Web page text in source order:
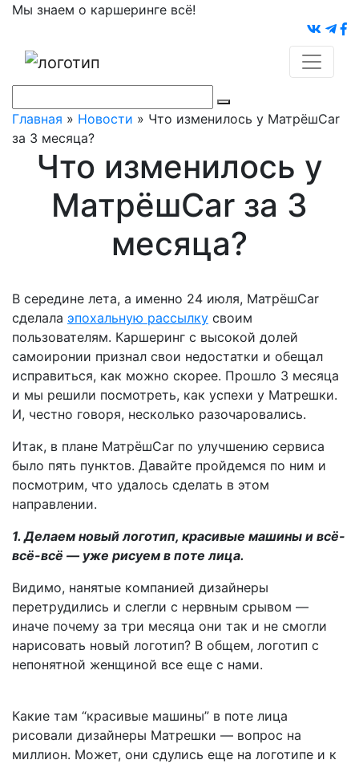
Мы знаем о каршеринге всё!
Главная » Новости » Что изменилось у МатрёшCar
за 3 месяца?
Что изменилось у
МатрёшCar за 3
месяца?
В середине лета, а именно 24 июля, МатрёшCar
сделала эпохальную рассылку своим
пользователям. Каршеринг с высокой долей
самоиронии признал свои недостатки и обещал
исправиться, как можно скорее. Прошло 3 месяца
и мы решили посмотреть, как успехи у Матрешки.
И, честно говоря, несколько разочаровались.
Итак, в плане МатрёшCar по улучшению сервиса
было пять пунктов. Давайте пройдемся по ним и
посмотрим, что удалось сделать в этом
направлении.
1. Делаем новый логотип, красивые машины и всё-
всё-всё — уже рисуем в поте лица.
Видимо, нанятые компанией дизайнеры
перетрудились и слегли с нервным срывом —
иначе почему за три месяца они так и не смогли
нарисовать новый логотип? В общем, логотип с
непонятной женщиной все еще с нами.
Какие там “красивые машины” в поте лица
рисовали дизайнеры Матрешки — вопрос на
миллион. Может, они сдулись еще на логотипе и к